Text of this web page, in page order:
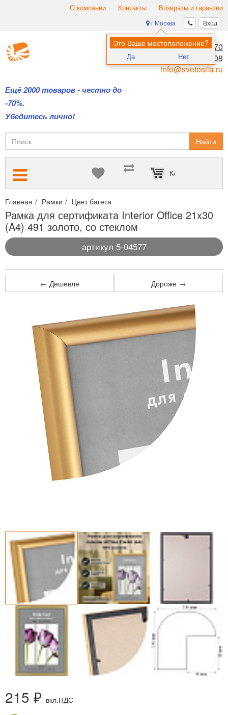
О компании Контакты Возвраты и гарантии
Вход
г Москва
Это Ваше местоположение?
Да Нет
Ещё 2000 товаров - честно до
-70%.
Убедитесь лично!
8 (495) 970-00-70
8 (800) 700-11-08
info@svetosila.ru
Найти
Корзина пуста
Главная Рамки Цвет багета
Рамка для сертификата Interior Office 21x30
(A4) 491 золото, со стеклом
артикул 5-04577
← Дешевле Дороже →
215 ₽ вкл.НДС